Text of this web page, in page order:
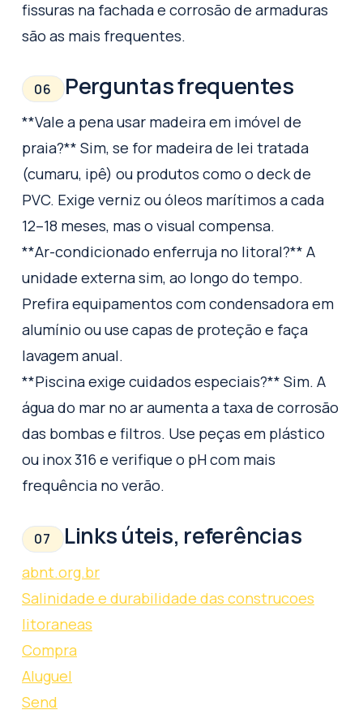
fissuras na fachada e corrosão de armaduras
são as mais frequentes.
06 Perguntas frequentes
**Vale a pena usar madeira em imóvel de
praia?** Sim, se for madeira de lei tratada
(cumaru, ipê) ou produtos como o deck de
PVC. Exige verniz ou óleos marítimos a cada
12–18 meses, mas o visual compensa.
**Ar-condicionado enferruja no litoral?** A
unidade externa sim, ao longo do tempo.
Prefira equipamentos com condensadora em
alumínio ou use capas de proteção e faça
lavagem anual.
**Piscina exige cuidados especiais?** Sim. A
água do mar no ar aumenta a taxa de corrosão
das bombas e filtros. Use peças em plástico
ou inox 316 e verifique o pH com mais
frequência no verão.
07 Links úteis, referências
abnt.org.br
Salinidade e durabilidade das construcoes
litoraneas
Compra
Aluguel
Send